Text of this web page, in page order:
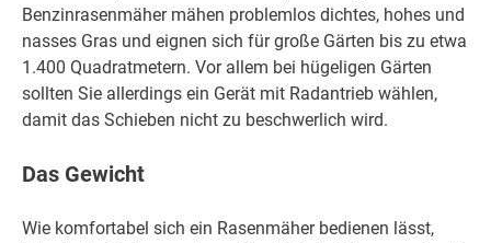
Benzinrasenmäher mähen problemlos dichtes, hohes und
nasses Gras und eignen sich für große Gärten bis zu etwa
1.400 Quadratmetern. Vor allem bei hügeligen Gärten
sollten Sie allerdings ein Gerät mit Radantrieb wählen,
damit das Schieben nicht zu beschwerlich wird.
Das Gewicht
Wie komfortabel sich ein Rasenmäher bedienen lässt,